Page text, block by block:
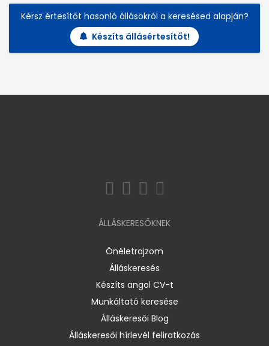
Kérsz értesítőt hasonló állásokról a keresésed alapján?
Készíts állásértesítőt!
ÁLLÁSKERESŐKNEK
Önéletrajzom
Álláskeresés
Készíts angol CV-t
Munkáltató keresése
Álláskeresői Blog
Álláskeresői hírlevél feliratkozás